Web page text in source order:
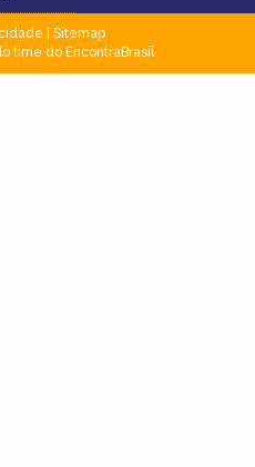
Sitemap
time do EncontraBrasil